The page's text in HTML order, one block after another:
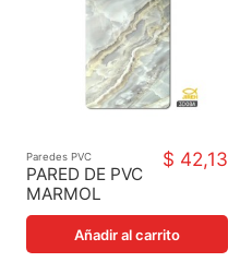
Paredes PVC
PARED DE PVC
MARMOL
LAMINADO
122X244X3MM
$ 42,13
Añadir al carrito